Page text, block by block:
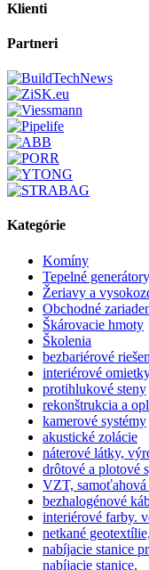
Klienti
Partneri
Kategórie
Komíny
Tepelné
Žeriavy a
Obchodné
Škárovacie hmoty
Školenia
bezbariérové
interiérové
protihlukové steny
rekonštrukcia a
kamerové systémy
akustické zolácie
náterové látky,
drôtové a plotové
VZT,
bezhalogénové
interiérové farby.
netkané
nabíjacie stanice
nabíjacie stanice,